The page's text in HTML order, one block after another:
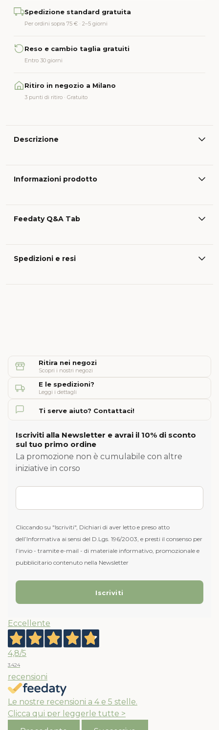
Spedizione standard gratuita
Per ordini sopra 75 € · 2–5 giorni
Reso e cambio taglia gratuiti
Entro 30 giorni
Ritiro in negozio a Milano
3 punti di ritiro · Gratuito
Descrizione
Informazioni prodotto
Feedaty Q&A Tab
Spedizioni e resi
Ritira nei negozi
Scopri i nostri negozi
E le spedizioni?
Leggi i dettagli
Ti serve aiuto? Contattaci!
Iscriviti alla Newsletter e avrai il 10% di sconto
sul tuo primo ordine
La promozione non è cumulabile con altre
iniziative in corso
Cliccando su "Iscriviti", Dichiari di aver letto e preso atto
dell’Informativa ai sensi del D.Lgs. 196/2003, e presti il consenso per
l’invio - tramite e-mail - di materiale informativo, promozionale e
pubblicitario contenuto nella Newsletter
Eccellente
4,8/5
3.424
recensioni
Le nostre recensioni a 4 e 5 stelle.
Clicca qui per leggerle tutte >